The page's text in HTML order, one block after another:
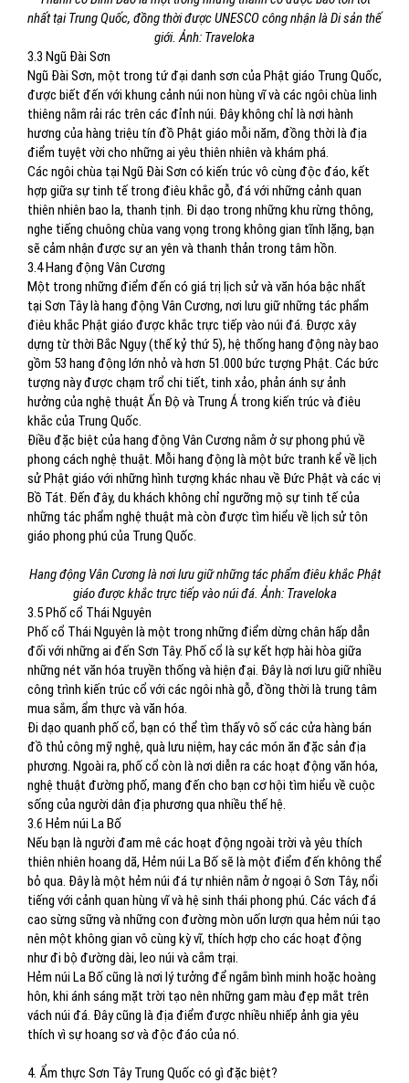
nhất tại Trung Quốc, đồng thời được UNESCO công nhận là Di sản thế
giới. Ảnh: Traveloka
3.3 Ngũ Đài Sơn
Ngũ Đài Sơn, một trong tứ đại danh sơn của Phật giáo Trung Quốc,
được biết đến với khung cảnh núi non hùng vĩ và các ngôi chùa linh
thiêng nằm rải rác trên các đỉnh núi. Đây không chỉ là nơi hành
hương của hàng triệu tín đồ Phật giáo mỗi năm, đồng thời là địa
điểm tuyệt vời cho những ai yêu thiên nhiên và khám phá.
Các ngôi chùa tại Ngũ Đài Sơn có kiến trúc vô cùng độc đáo, kết
hợp giữa sự tinh tế trong điêu khắc gỗ, đá với những cảnh quan
thiên nhiên bao la, thanh tịnh. Đi dạo trong những khu rừng thông,
nghe tiếng chuông chùa vang vọng trong không gian tĩnh lặng, bạn
sẽ cảm nhận được sự an yên và thanh thản trong tâm hồn.
3.4 Hang động Vân Cương
Một trong những điểm đến có giá trị lịch sử và văn hóa bậc nhất
tại Sơn Tây là hang động Vân Cương, nơi lưu giữ những tác phẩm
điêu khắc Phật giáo được khắc trực tiếp vào núi đá. Được xây
dựng từ thời Bắc Ngụy (thế kỷ thứ 5), hệ thống hang động này bao
gồm 53 hang động lớn nhỏ và hơn 51.000 bức tượng Phật. Các bức
tượng này được chạm trổ chi tiết, tinh xảo, phản ánh sự ảnh
hưởng của nghệ thuật Ấn Độ và Trung Á trong kiến trúc và điêu
khắc của Trung Quốc.
Điều đặc biệt của hang động Vân Cương nằm ở sự phong phú về
phong cách nghệ thuật. Mỗi hang động là một bức tranh kể về lịch
sử Phật giáo với những hình tượng khác nhau về Đức Phật và các vị
Bồ Tát. Đến đây, du khách không chỉ ngưỡng mộ sự tinh tế của
những tác phẩm nghệ thuật mà còn được tìm hiểu về lịch sử tôn
giáo phong phú của Trung Quốc.
Hang động Vân Cương là nơi lưu giữ những tác phẩm điêu khắc Phật
giáo được khắc trực tiếp vào núi đá. Ảnh: Traveloka
3.5 Phố cổ Thái Nguyên
Phố cổ Thái Nguyên là một trong những điểm dừng chân hấp dẫn
đối với những ai đến Sơn Tây. Phố cổ là sự kết hợp hài hòa giữa
những nét văn hóa truyền thống và hiện đại. Đây là nơi lưu giữ nhiều
công trình kiến trúc cổ với các ngôi nhà gỗ, đồng thời là trung tâm
mua sắm, ẩm thực và văn hóa.
Đi dạo quanh phố cổ, bạn có thể tìm thấy vô số các cửa hàng bán
đồ thủ công mỹ nghệ, quà lưu niệm, hay các món ăn đặc sản địa
phương. Ngoài ra, phố cổ còn là nơi diễn ra các hoạt động văn hóa,
nghệ thuật đường phố, mang đến cho bạn cơ hội tìm hiểu về cuộc
sống của người dân địa phương qua nhiều thế hệ.
3.6 Hẻm núi La Bố
Nếu bạn là người đam mê các hoạt động ngoài trời và yêu thích
thiên nhiên hoang dã, Hẻm núi La Bố sẽ là một điểm đến không thể
bỏ qua. Đây là một hẻm núi đá tự nhiên nằm ở ngoại ô Sơn Tây, nổi
tiếng với cảnh quan hùng vĩ và hệ sinh thái phong phú. Các vách đá
cao sừng sững và những con đường mòn uốn lượn qua hẻm núi tạo
nên một không gian vô cùng kỳ vĩ, thích hợp cho các hoạt động
như đi bộ đường dài, leo núi và cắm trại.
Hẻm núi La Bố cũng là nơi lý tưởng để ngắm bình minh hoặc hoàng
hôn, khi ánh sáng mặt trời tạo nên những gam màu đẹp mắt trên
vách núi đá. Đây cũng là địa điểm được nhiều nhiếp ảnh gia yêu
thích vì sự hoang sơ và độc đáo của nó.
4. Ẩm thực Sơn Tây Trung Quốc có gì đặc biệt?